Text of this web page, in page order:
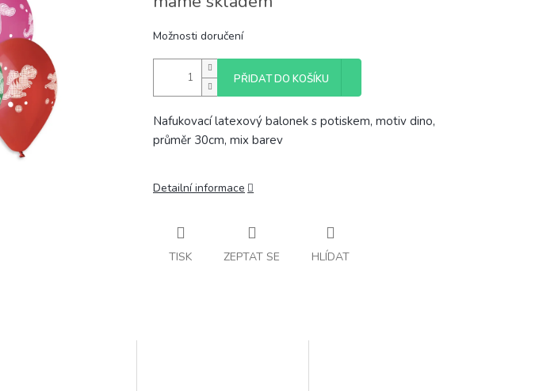
Možnosti doručení
PŘIDAT DO KOŠÍKU
Nafukovací latexový balonek s potiskem, motiv dino,
průměr 30cm, mix barev
Detailní informace
TISK ZEPTAT SE HLÍDAT